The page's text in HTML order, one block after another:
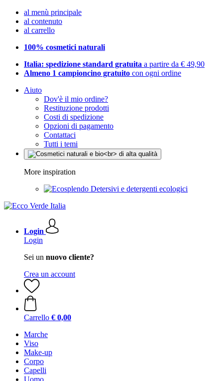
al menù principale
al contenuto
al carrello
100% cosmetici naturali
Italia: spedizione standard gratuita a partire da € 49,90
Almeno 1 campioncino gratuito con ogni ordine
Aiuto
Dov'è il mio ordine?
Restituzione prodotti
Costi di spedizione
Opzioni di pagamento
Contattaci
Tutti i temi
More inspiration
Detersivi e detergenti ecologici
Login
Login
Sei un nuovo cliente?
Crea un account
Carrello € 0,00
Marche
Viso
Make-up
Corpo
Capelli
Uomo